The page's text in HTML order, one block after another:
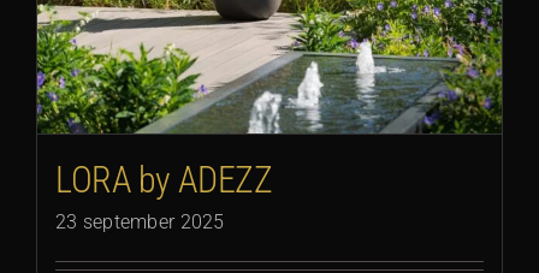
LORA by ADEZZ
23 september 2025